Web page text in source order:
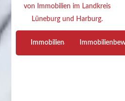
von Immobilien im Landkreis
Lüneburg und Harburg.
Immobilienangebot